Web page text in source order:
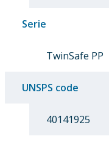
Serie
TwinSafe PP
UNSPS code
40141925